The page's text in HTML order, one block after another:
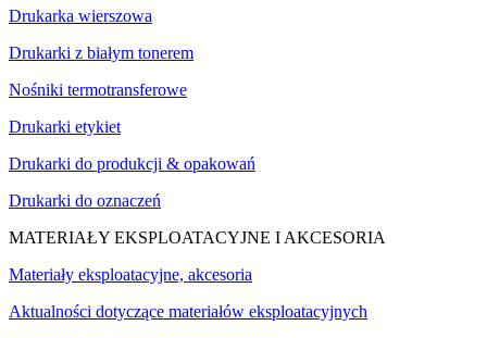
Drukarka wierszowa
Drukarki z białym tonerem
Nośniki termotransferowe
Drukarki etykiet
Drukarki do produkcji & opakowań
Drukarki do oznaczeń
MATERIAŁY EKSPLOATACYJNE I AKCESORIA
Materiały eksploatacyjne, akcesoria
Aktualności dotyczące materiałów eksploatacyjnych